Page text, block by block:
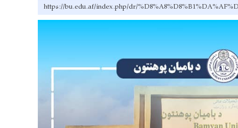
https://bu.edu.af/index.php/dr/